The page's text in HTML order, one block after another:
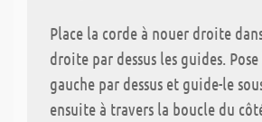
Place la corde à nouer droite
droite par dessus les guides.
gauche par dessus et guide-le
ensuite à travers la boucle du